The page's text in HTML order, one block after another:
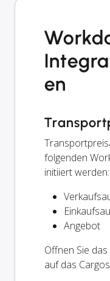
en
folgenden
initiiert werden:
Angebot
Öffnen Sie
auf das